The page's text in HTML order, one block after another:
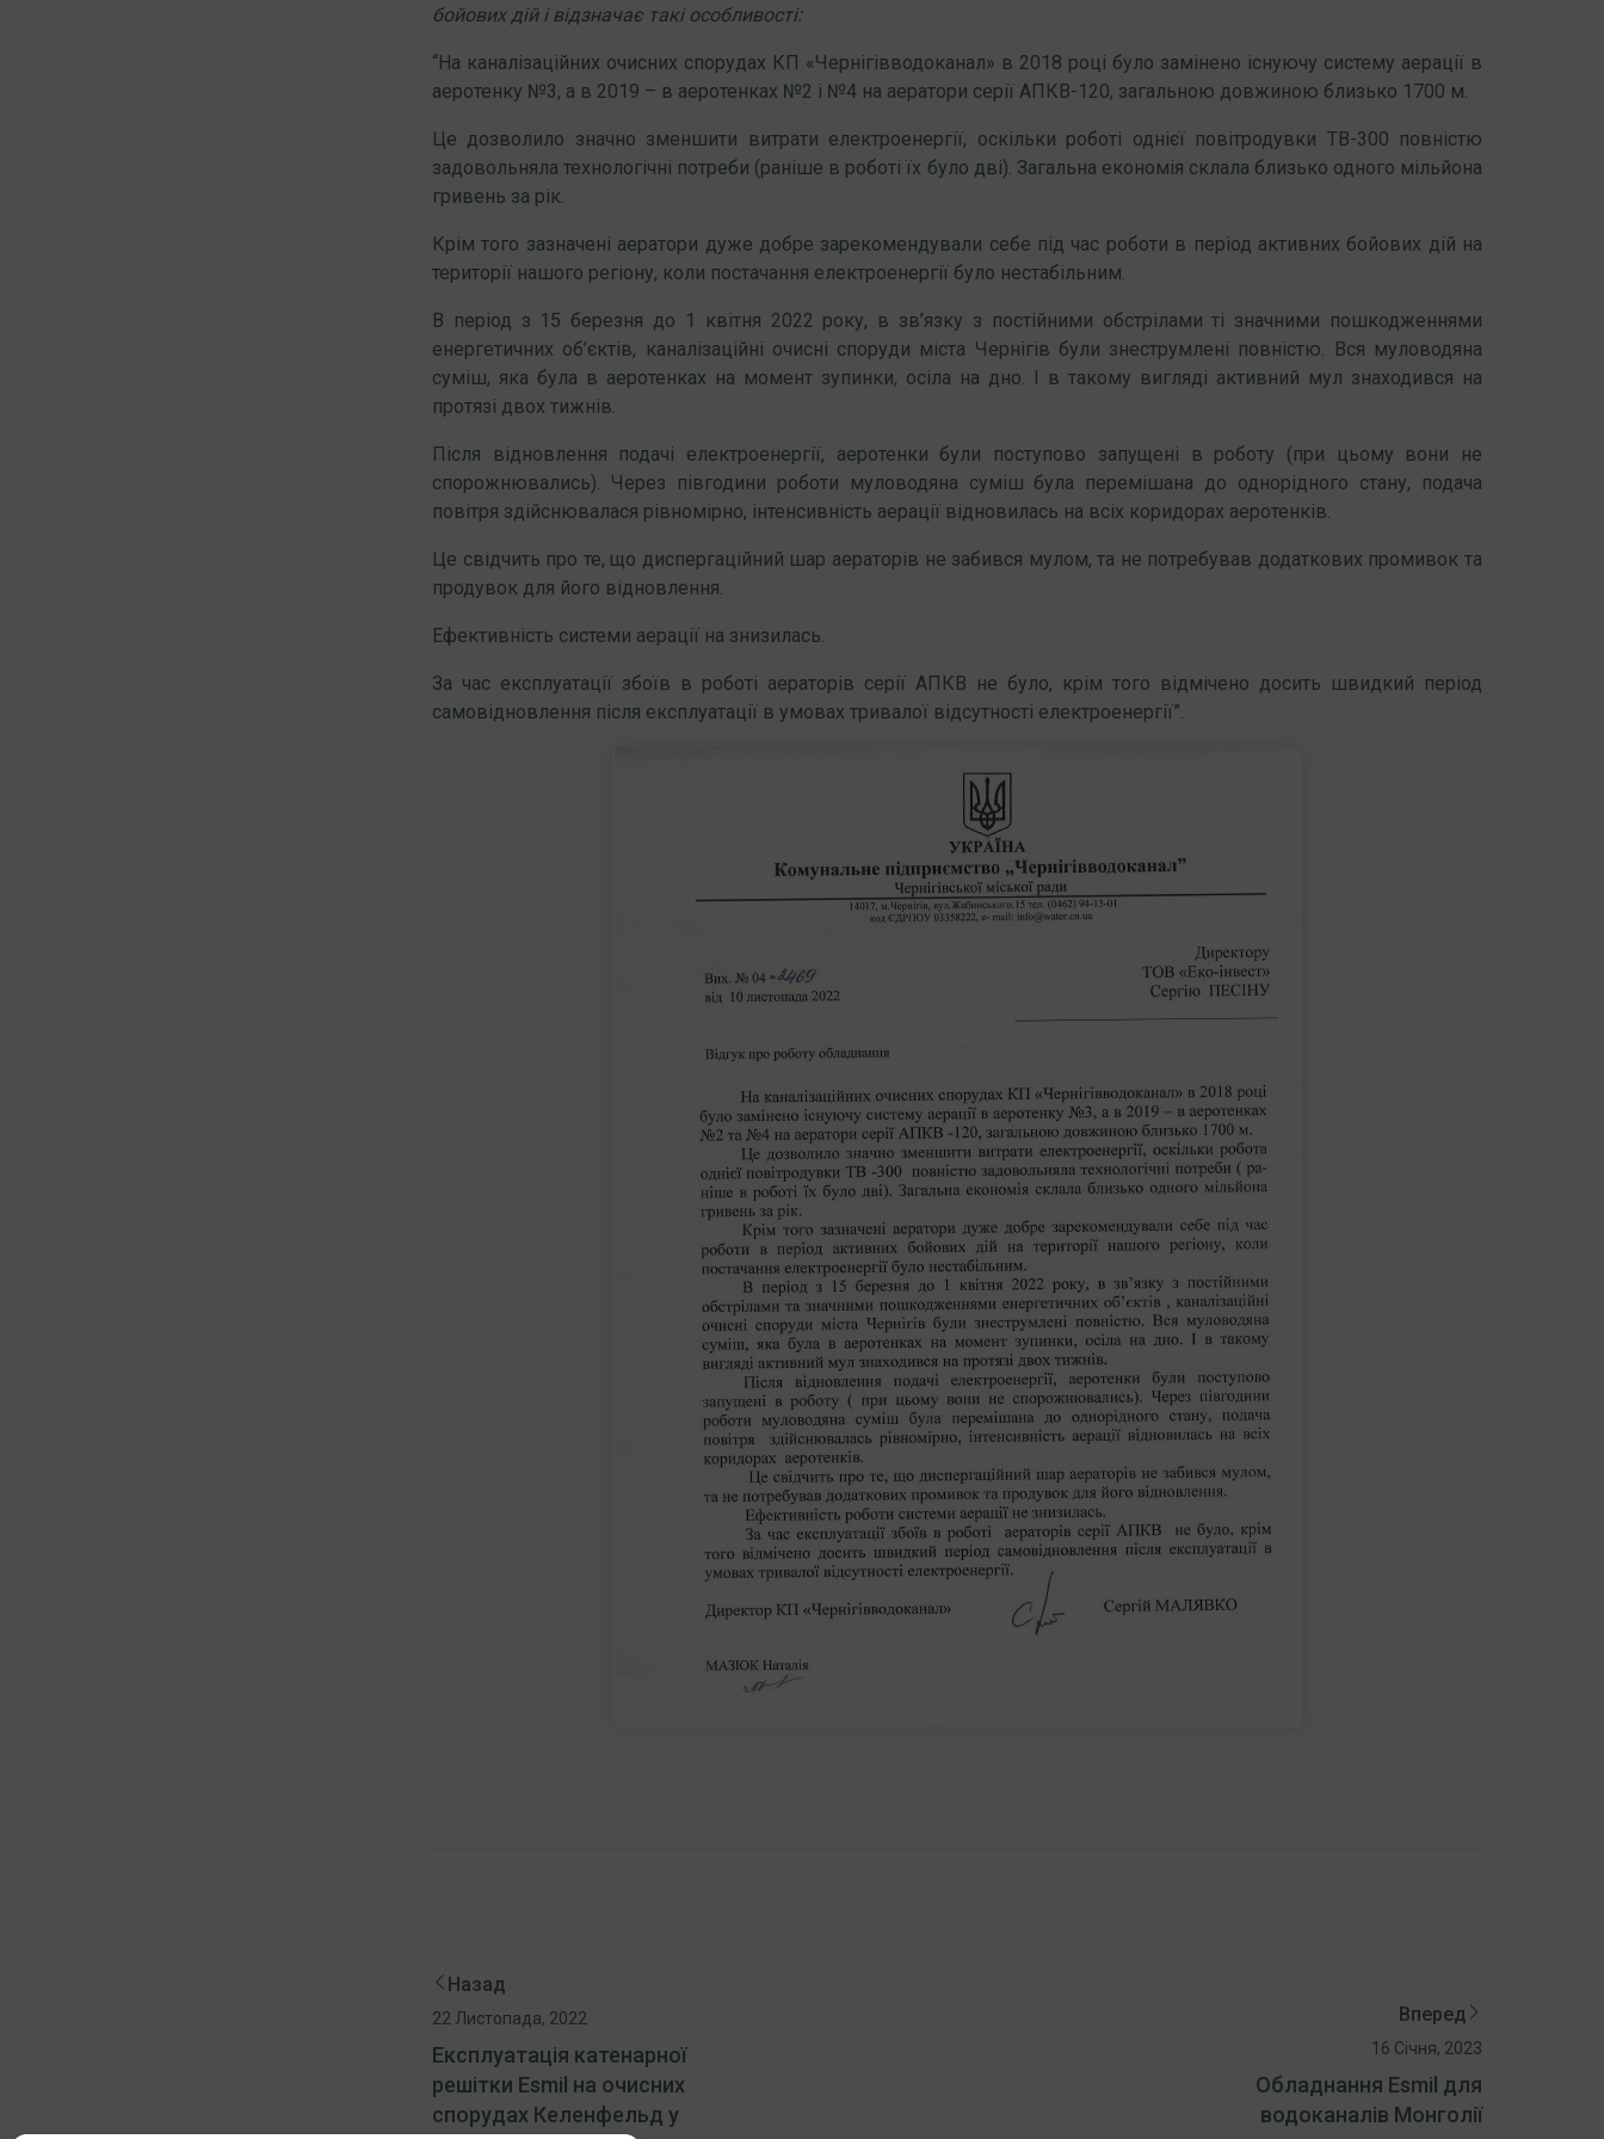
бойових дій і відзначає такі особливості:
“На каналізаційних очисних спорудах КП «Чернігівводоканал» в 2018 році було замінено існуючу систему аерації в
аеротенку №3, а в 2019 – в аеротенках №2 і №4 на аератори серії АПКВ-120, загальною довжиною близько 1700 м.
Це дозволило значно зменшити витрати електроенергії, оскільки роботі однієї повітродувки ТВ-300 повністю
задовольняла технологічні потреби (раніше в роботі їх було дві). Загальна економія склала близько одного мільйона
гривень за рік.
Крім того зазначені аератори дуже добре зарекомендували себе під час роботи в період активних бойових дій на
території нашого регіону, коли постачання електроенергії було нестабільним.
В період з 15 березня до 1 квітня 2022 року, в зв’язку з постійними обстрілами ті значними пошкодженнями
енергетичних об’єктів, каналізаційні очисні споруди міста Чернігів були знеструмлені повністю. Вся муловодяна
суміш, яка була в аеротенках на момент зупинки, осіла на дно. І в такому вигляді активний мул знаходився на
протязі двох тижнів.
Після відновлення подачі електроенергії, аеротенки були поступово запущені в роботу (при цьому вони не
спорожнювались). Через півгодини роботи муловодяна суміш була перемішана до однорідного стану, подача
повітря здійснювалася рівномірно, інтенсивність аерації відновилась на всіх коридорах аеротенків.
Це свідчить про те, що диспергаційний шар аераторів не забився мулом, та не потребував додаткових промивок та
продувок для його відновлення.
Ефективність системи аерації на знизилась.
За час експлуатації збоїв в роботі аераторів серії АПКВ не було, крім того відмічено досить швидкий період
самовідновлення після експлуатації в умовах тривалої відсутності електроенергії”.
Назад
22 Листопада, 2022
Експлуатація катенарної
решітки Esmil на очисних
спорудах Келенфельд у
Вперед
16 Січня, 2023
Обладнання Esmil для
водоканалів Монголії